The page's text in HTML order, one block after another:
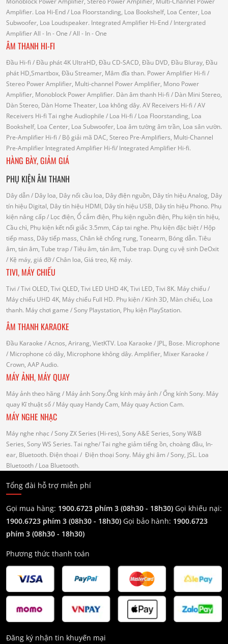
Amplifier. Loa Hi-End/ Loa Floorstanding, Loa Bookshelf, Loa Center, Loa
Subwoofer, Loa Loudspeaker. Integrated Amplifier Hi-End/ Intergrated
AmplifierAll - In - One / All - In - One
ÂM THANH HI-FI
Đầu Hi-fi / Đầu phát 4K UltraHD, Đầu CD-SACD, Đầu DVD, Đầu Bluray, Đầu
phát HD,Smartbox, Đầu Streamer, Mâm đĩa than. Power Amplifier Hi-fi /
Stereo Power Amplifier, Multi-channel Power Amplifier, Mono Power
Amplifier, Monoblock Power Amplifier. Dàn âm thanh Hi-fi / Dàn Mini Stereo,
Dàn Stereo, Dàn Home Theater, Loa không dây. AV Receivers Hi-fi / AV
Receivers Hi-fi Tai nghe Audiophile / Loa Hi-fi / Loa Floorstanding, Loa
Bookshelf, Loa Center, Loa Subwoofer, Loa âm tường âm trần, Loa sân vườn.
Pre-Amplifier Hi-fi / Bộ giải mã DAC, Stereo Pre-Amplifiers, Multi-Channel
Pre-Amplifier Integrated Amplifier Hi-fi/ Integrated Amplifier Hi-fi.
HÀNG BÀY, GIẢM GIÁ
PHỤ KIỆN ÂM THANH
Dây dẫn/ Dây loa, Dây nối cầu loa, Dây điện nguồn, Dây tín hiệu Analog, Dây
tín hiệu Digital, Dây tín hiệu HDMI, Dây tín hiệu USB, Dây tín hiệu Phono. Phụ
kiện nâng cấp/ Lọc điện, Ổ cắm điện, Phụ kiện nguồn điện, Phụ kiện tín hiệu,
Cầu chì, Phụ kiện kết nối giắc 3.5mm, Cáp tai nghe. Phụ kiện đặc biệt/ Hộp
tiếp mass, Dây tiếp mass, Chân kê chống rung, Tonearm, Bóng dẫn. Tiêu
âm, tán âm, Tube trap/ Tiêu âm, tán âm, Tube trap. Dụng cụ vệ sinh DeOxit
/ Kệ máy, giá đỡ/ Chân loa, Giá treo, Kệ máy.
TIVI, MÁY CHIẾU
Tivi / Tivi OLED, Tivi QLED, Tivi LED UHD 4K, Tivi LED, Tivi 8K. Máy chiếu/
Máy chiếu UHD 4K, Máy chiếu Full HD. Phụ kiện/ Kính 3D, Màn chiếu, Loa
thanh. Máy chơi game / Sony Playstation, Phụ kiện PlayStation.
ÂM THANH KARAOKE
Đầu Karaoke / Acnos, Arirang, VietKTV. Loa Karaoke / JPL, Bose. Microphone
/ Microphone có dây, Microphone không dây. Amplifier, Mixer Karaoke /
Crown, AAP Audio.
MÁY ẢNH, MÁY QUAY
Máy ảnh theo hãng / Máy ảnh Sony.Ống kính máy ảnh / Ống kính Sony. Máy
quay Kĩ thuật số/ Máy quay Handy Cam, Máy quay Action Cam.
MÁY NGHE NHẠC
Máy nghe nhạc / Sony ZX Series (Hi-res), Sony A&E Series, Sony W&B
Series, Sony WS Series. Tai nghe/ Tai nghe giảm tiếng ồn, choàng đầu, In-
ear, Bluetooth. Điện thoại / Điện thoại Sony. Máy ghi âm / Sony, JSL. Loa
Bluetooth/ Loa Bluetooth.
Tổng đài hỗ trợ miễn phí
Gọi mua hàng: 1900.6723 phím 3 (08h30 - 18h30) Gọi khiếu nại:
1900.6723 phím 3 (08h30 - 18h30) Gọi bảo hành: 1900.6723
phím 3 (08h30 - 18h30)
Phương thức thanh toán
Đăng ký nhận tin khuyến mại